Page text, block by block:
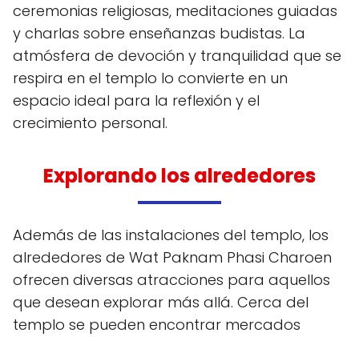
ceremonias religiosas, meditaciones guiadas
y charlas sobre enseñanzas budistas. La
atmósfera de devoción y tranquilidad que se
respira en el templo lo convierte en un
espacio ideal para la reflexión y el
crecimiento personal.
Explorando los alrededores
Además de las instalaciones del templo, los
alrededores de Wat Paknam Phasi Charoen
ofrecen diversas atracciones para aquellos
que desean explorar más allá. Cerca del
templo se pueden encontrar mercados